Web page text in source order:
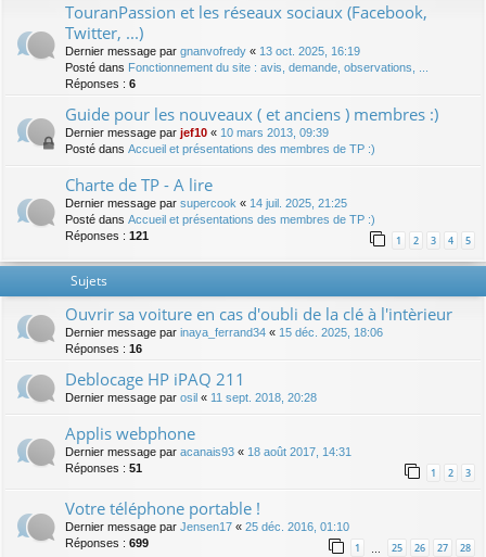
TouranPassion et les réseaux sociaux (Facebook,
Twitter, ...)
Dernier message par gnanvofredy « 13 oct. 2025, 16:19
Posté dans Fonctionnement du site : avis, demande, observations, ...
Réponses : 6
Guide pour les nouveaux ( et anciens ) membres :)
Dernier message par jef10 « 10 mars 2013, 09:39
Posté dans Accueil et présentations des membres de TP :)
Charte de TP - A lire
Dernier message par supercook « 14 juil. 2025, 21:25
Posté dans Accueil et présentations des membres de TP :)
Réponses : 121 1 2 3 4 5
Sujets
Ouvrir sa voiture en cas d'oubli de la clé à l'intèrieur
Dernier message par inaya_ferrand34 « 15 déc. 2025, 18:06
Réponses : 16
Deblocage HP iPAQ 211
Dernier message par osil « 11 sept. 2018, 20:28
Applis webphone
Dernier message par acanais93 « 18 août 2017, 14:31
Réponses : 51 1 2 3
Votre téléphone portable !
Dernier message par Jensen17 « 25 déc. 2016, 01:10
Réponses : 699 1 … 25 26 27 28